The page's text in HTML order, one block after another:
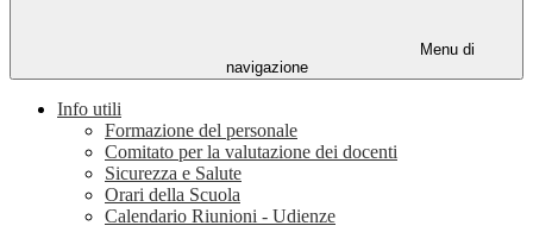
Menu di
navigazione
Info utili
Formazione del personale
Comitato per la valutazione dei docenti
Sicurezza e Salute
Orari della Scuola
Calendario Riunioni - Udienze